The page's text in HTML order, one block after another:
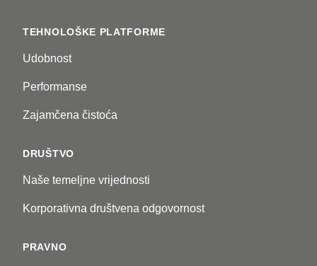
TEHNOLOŠKE PLATFORME
Udobnost
Performanse
Zajamčena čistoća
DRUŠTVO
Naše temeljne vrijednosti
Korporativna društvena odgovornost
PRAVNO